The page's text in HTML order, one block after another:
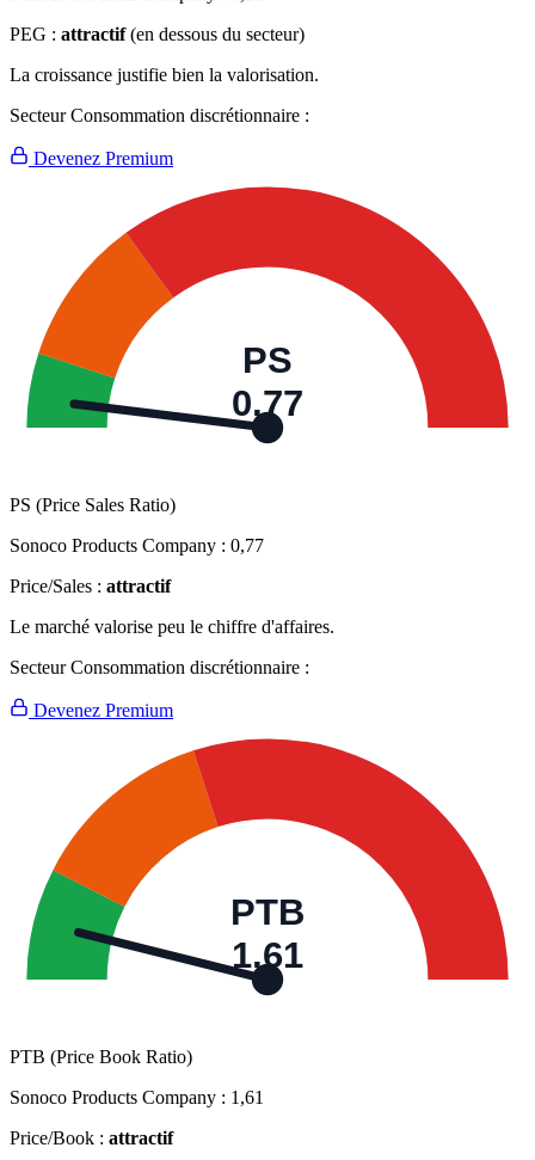
PEG : attractif (en dessous du secteur)
La croissance justifie bien la valorisation.
Secteur Consommation discrétionnaire :
Devenez Premium
PS
0,77
PS (Price Sales Ratio)
Sonoco Products Company : 0,77
Price/Sales : attractif
Le marché valorise peu le chiffre d'affaires.
Secteur Consommation discrétionnaire :
Devenez Premium
PTB
1,61
PTB (Price Book Ratio)
Sonoco Products Company : 1,61
Price/Book : attractif